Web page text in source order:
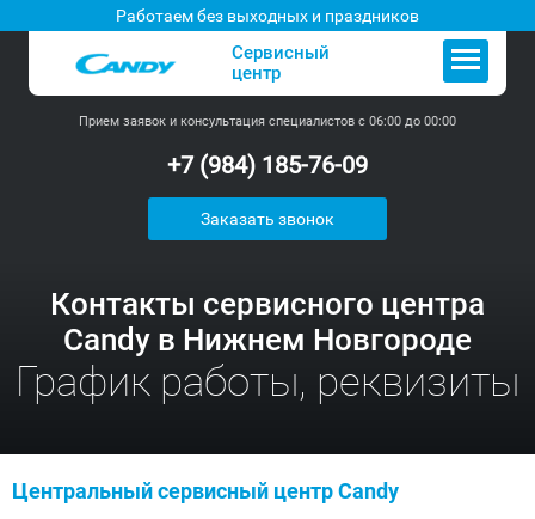
Работаем без выходных и праздников
Сервисный
центр
Прием заявок и консультация специалистов с 06:00 до 00:00
+7 (984) 185-76-09
Заказать звонок
Контакты сервисного центра
Candy в Нижнем Новгороде
График работы, реквизиты
Центральный сервисный центр Candy